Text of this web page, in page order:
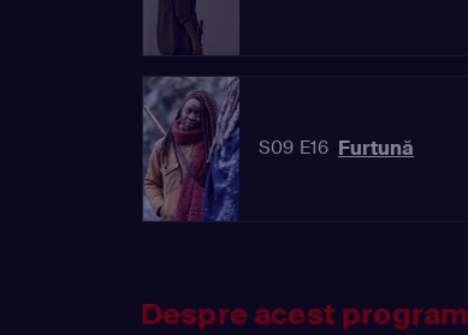
S09 E16 Furtună
Despre acest program